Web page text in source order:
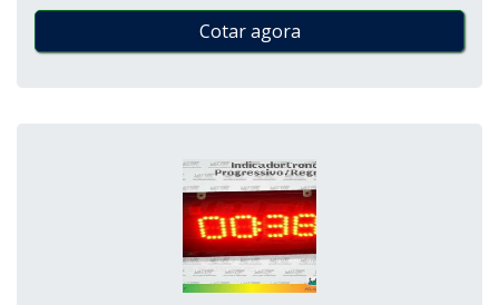
Cotar agora